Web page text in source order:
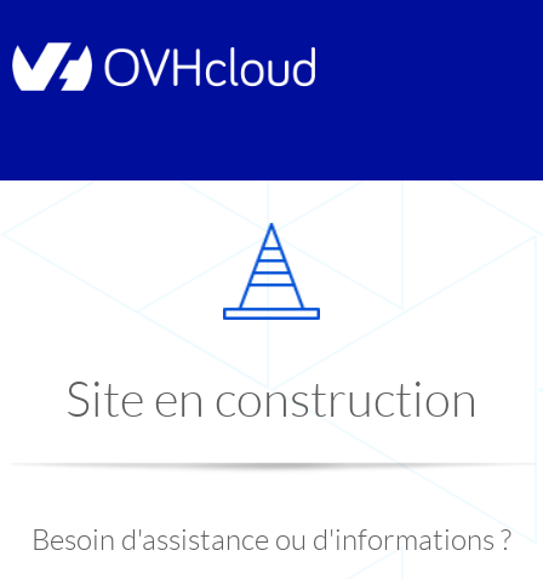
Site en construction
Besoin d'assistance ou d'informations ?